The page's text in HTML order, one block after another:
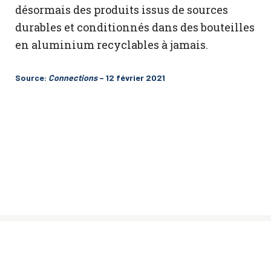
désormais des produits issus de sources
durables et conditionnés dans des bouteilles
en aluminium recyclables à jamais.
Source: Connections– 12 février 2021